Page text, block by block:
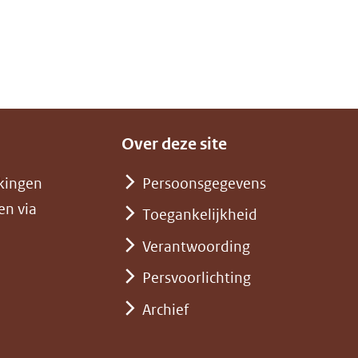
via
Over deze site
Persoonsgegevens
Toegankelijkheid
Verantwoording
Persvoorlichting
Archief